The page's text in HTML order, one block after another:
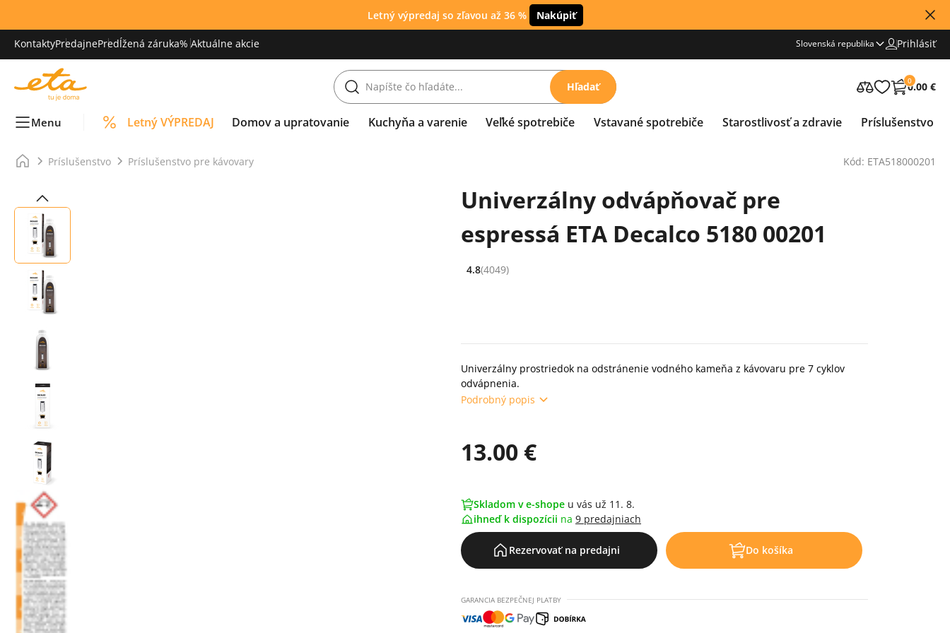
Letný výpredaj so zľavou až 36 % Nakúpiť
KontaktyPredajnePredĺžená záruka% Aktuálne akcie Slovenská republika Prihlásiť
Hľadať 0
0.00 €
Menu Letný VÝPREDAJ Domov a upratovanie Kuchyňa a varenie Veľké spotrebiče Vstavané spotrebiče Starostlivosť a zdravie Príslušenstvo
Príslušenstvo Príslušenstvo pre kávovary Kód: ETA518000201
Univerzálny odvápňovač pre
espressá ETA Decalco 5180 00201
Hodnocení: 4.8 z 5 (4049 recenzí)
4.8(4049)
Univerzálny prostriedok na odstránenie vodného kameňa z kávovaru pre 7 cyklov
odvápnenia.
Podrobný popis
13.00 €
Skladom v e-shope u vás už 11. 8.
ihneď k dispozícii na 9 predajniach
Rezervovať na predajni Do košíka
GARANCIA BEZPEČNEJ PLATBY